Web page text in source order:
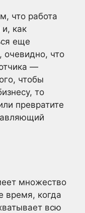
что работа
как
еще
что
—
чтобы
то
превратите
множество
время, когда
всю